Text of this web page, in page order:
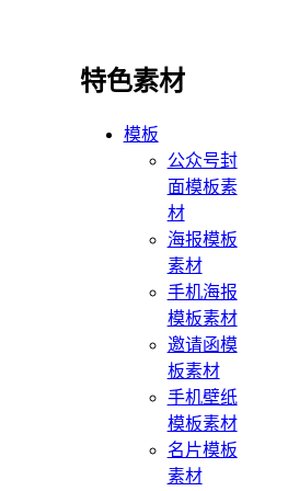
特色素材
模板
公众号封
面模板素
材
海报模板
素材
手机海报
模板素材
邀请函模
板素材
手机壁纸
模板素材
名片模板
素材